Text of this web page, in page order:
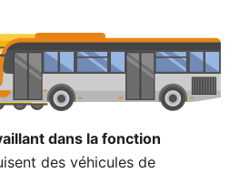
dans la fonction
des véhicules de